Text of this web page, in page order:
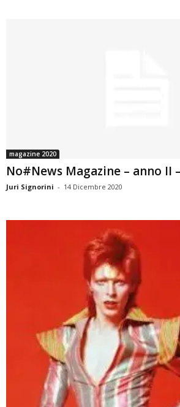
magazine 2020
No#News Magazine – anno II
Juri Signorini - 14 Dicembre 2020